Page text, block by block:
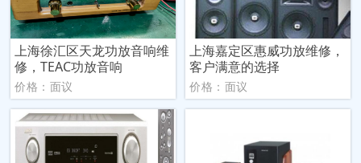
上海徐汇区天龙功放音响维
修，TEAC功放音响
价格：面议
上海嘉定区惠威功放维修，
客户满意的选择
价格：面议